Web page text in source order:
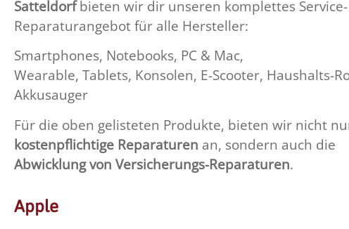
Satteldorfbieten wir dir unseren komplettes
Reparaturangebot für alle Hersteller:
Smartphones, Notebooks, PC & Mac,
Wearable, Tablets, Konsolen, E-Scooter, Haushalts-
Akkusauger
Für die oben gelisteten Produkte, bieten wir nicht
kostenpflichtige Reparaturen an, sondern auch die
Abwicklung von Versicherungs-Reparaturen.
Apple